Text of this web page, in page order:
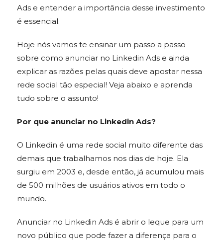
Ads e entender a importância desse investimento
é essencial.
Hoje nós vamos te ensinar um passo a passo
sobre como anunciar no Linkedin Ads e ainda
explicar as razões pelas quais deve apostar nessa
rede social tão especial! Veja abaixo e aprenda
tudo sobre o assunto!
Por que anunciar no Linkedin Ads?
O Linkedin é uma rede social muito diferente das
demais que trabalhamos nos dias de hoje. Ela
surgiu em 2003 e, desde então, já acumulou mais
de 500 milhões de usuários ativos em todo o
mundo.
Anunciar no Linkedin Ads é abrir o leque para um
novo público que pode fazer a diferença para o